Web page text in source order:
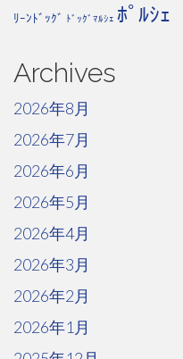
ﾘｰﾝﾄﾞｯｸﾞ
ﾄﾞｯｸﾞﾏﾙｼｪ ﾎﾟﾙｼｪ
Archives
2026年8月
2026年7月
2026年6月
2026年5月
2026年4月
2026年3月
2026年2月
2026年1月